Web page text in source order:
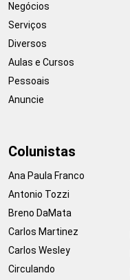
Negócios
Serviços
Diversos
Aulas e Cursos
Pessoais
Anuncie
Colunistas
Ana Paula Franco
Antonio Tozzi
Breno DaMata
Carlos Martinez
Carlos Wesley
Circulando